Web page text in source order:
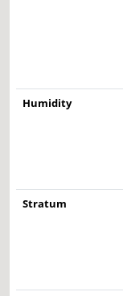
Humidity
Stratum